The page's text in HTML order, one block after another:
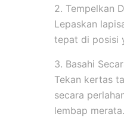
2. Tempelkan
Lepaskan
tepat di posisi
3. Basahi
Tekan kertas
secara
lembap merata.